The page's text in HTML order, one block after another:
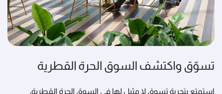
تسوّق واكتشف السوق الحرة القطرية
استمتع بتجربة تسوق لا مثيل لها في السوق الحرة القطرية،